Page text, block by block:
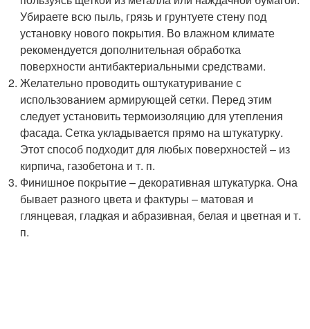
Убираете всю пыль, грязь и грунтуете стену под
установку нового покрытия. Во влажном климате
рекомендуется дополнительная обработка
поверхности антибактериальными средствами.
Желательно проводить оштукатуривание с
использованием армирующей сетки. Перед этим
следует установить термоизоляцию для утепления
фасада. Сетка укладывается прямо на штукатурку.
Этот способ подходит для любых поверхностей – из
кирпича, газобетона и т. п.
Финишное покрытие – декоративная штукатурка. Она
бывает разного цвета и фактуры – матовая и
глянцевая, гладкая и абразивная, белая и цветная и т.
п.